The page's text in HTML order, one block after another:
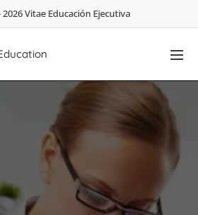
Vitae Educación Ejecutiva